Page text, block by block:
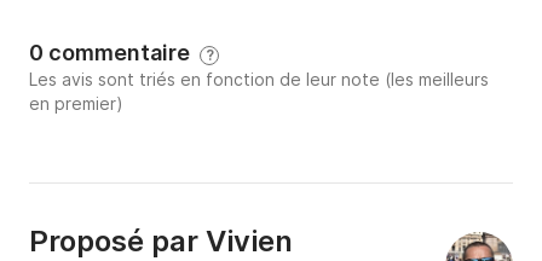
	•	Équipement de sécurité complet
	•	Gilets de sauvetage pour tous les
passagers
rendre votre expérience inoubliable !
Services en supplément :
0 commentaire ?
Les avis sont triés en fonction de leur note (les meilleurs
en premier)
Proposé par Vivien